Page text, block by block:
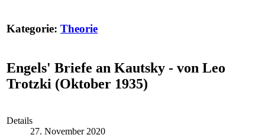
Kategorie: Theorie
Engels' Briefe an Kautsky - von Leo
Trotzki (Oktober 1935)
Details
27. November 2020